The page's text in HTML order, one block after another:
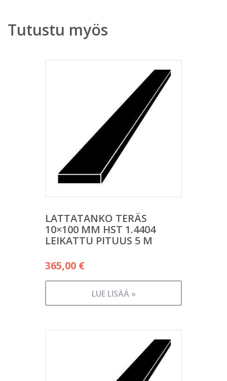
Tutustu myös
LATTATANKO TERÄS
10×100 MM HST 1.4404
LEIKATTU PITUUS 5 M
365,00 €
LUE LISÄÄ »